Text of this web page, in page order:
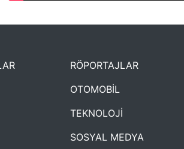
RÖPORTAJLAR
OTOMOBİL
TEKNOLOJİ
SOSYAL MEDYA